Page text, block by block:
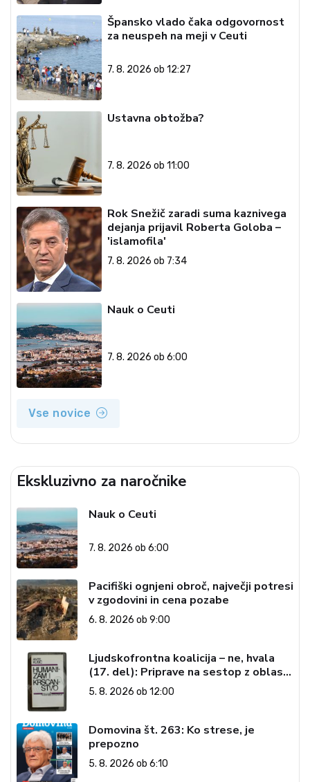
Špansko vlado čaka odgovornost
za neuspeh na meji v Ceuti
7. 8. 2026 ob 12:27
Ustavna obtožba?
7. 8. 2026 ob 11:00
Rok Snežič zaradi suma kaznivega
dejanja prijavil Roberta Goloba –
'islamofila'
7. 8. 2026 ob 7:34
Nauk o Ceuti
7. 8. 2026 ob 6:00
Vse novice
Ekskluzivno za naročnike
Nauk o Ceuti
7. 8. 2026 ob 6:00
Pacifiški ognjeni obroč, največji potresi
v zgodovini in cena pozabe
6. 8. 2026 ob 9:00
Ljudskofrontna koalicija – ne, hvala
(17. del): Priprave na sestop z oblasti
– dvorska opozicija 6: Gramsci na delu:
Revija 2000 in revolucionarna
5. 8. 2026 ob 12:00
Domovina št. 263: Ko strese, je
prepozno
5. 8. 2026 ob 6:10